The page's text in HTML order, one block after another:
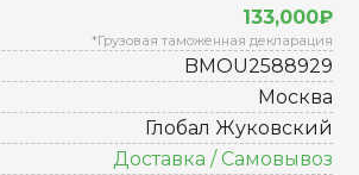
133,000₽
*Грузовая таможенная декларация
BMOU2588929
Москва
Глобал Жуковский
Доставка / Самовывоз